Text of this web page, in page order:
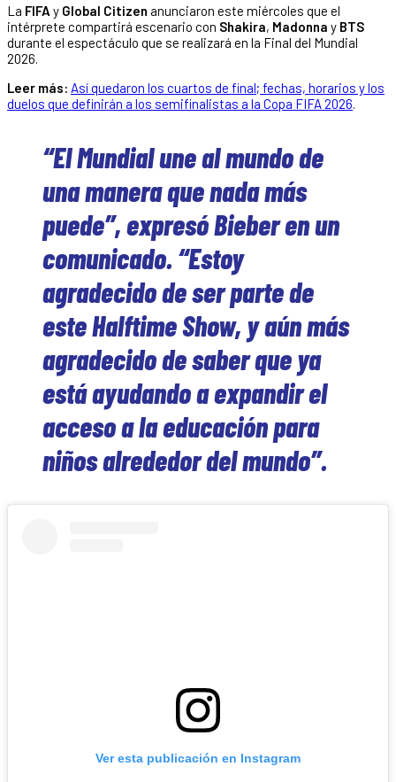
La FIFA y Global Citizen anunciaron este miércoles que el
intérprete compartirá escenario con Shakira, Madonna y BTS
durante el espectáculo que se realizará en la Final del Mundial
2026.
Leer más: Así quedaron los cuartos de final; fechas, horarios y los
duelos que definirán a los semifinalistas a la Copa FIFA 2026.
“El Mundial une al mundo de
una manera que nada más
puede”, expresó Bieber en un
comunicado. “Estoy
agradecido de ser parte de
este Halftime Show, y aún más
agradecido de saber que ya
está ayudando a expandir el
acceso a la educación para
niños alrededor del mundo”.
Ver esta publicación en Instagram